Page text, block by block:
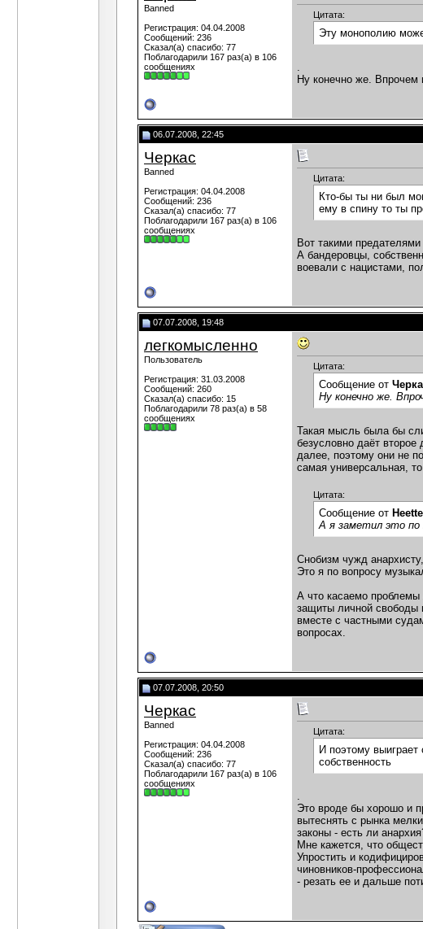
Banned
Регистрация: 04.04.2008
Сообщений: 236
Сказал(а) спасибо: 77
Поблагодарили 167 раз(а) в 106
сообщениях
Цитата:
Эту монополию
.
Ну конечно же. Впрочем
06.07.2008, 22:45
Черкас
Banned
Регистрация: 04.04.2008
Сообщений: 236
Сказал(а) спасибо: 77
Поблагодарили 167 раз(а) в 106
сообщениях
Цитата:
Кто-бы ты ни был
ему в спину то ты
Вот такими
А бандеровцы,
воевали с нацистами,
07.07.2008, 19:48
легкомысленно
Пользователь
Регистрация: 31.03.2008
Сообщений: 260
Сказал(а) спасибо: 15
Поблагодарили 78 раз(а) в 58
сообщениях
Цитата:
Сообщение от
Ну конечно же.
Такая мысль была бы
безусловно даёт
далее, поэтому они не
самая универсальная,
Цитата:
Сообщение от
А я заметил это по
Снобизм чужд
Это я по вопросу
А что касаемо проблемы
защиты личной свободы
вместе с частными
вопросах.
07.07.2008, 20:50
Черкас
Banned
Регистрация: 04.04.2008
Сообщений: 236
Сказал(а) спасибо: 77
Поблагодарили 167 раз(а) в 106
сообщениях
Цитата:
И поэтому
собственность
.
Это вроде бы хорошо и
вытеснять с рынка
законы - есть ли
Мне кажется, что
Упростить и
чиновников-
- резать ее и дальше